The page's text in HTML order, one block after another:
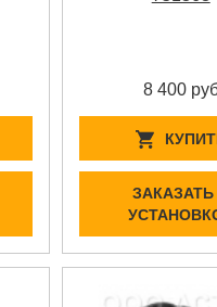
8 400
ЗАКАЗАТЬ